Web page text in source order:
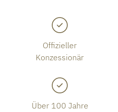
Offizieller
Konzessionär
Über 100 Jahre